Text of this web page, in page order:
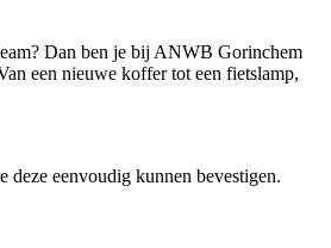
Dan ben je bij ANWB Gorinchem
een nieuwe koffer tot een fietslamp,
deze eenvoudig kunnen bevestigen.